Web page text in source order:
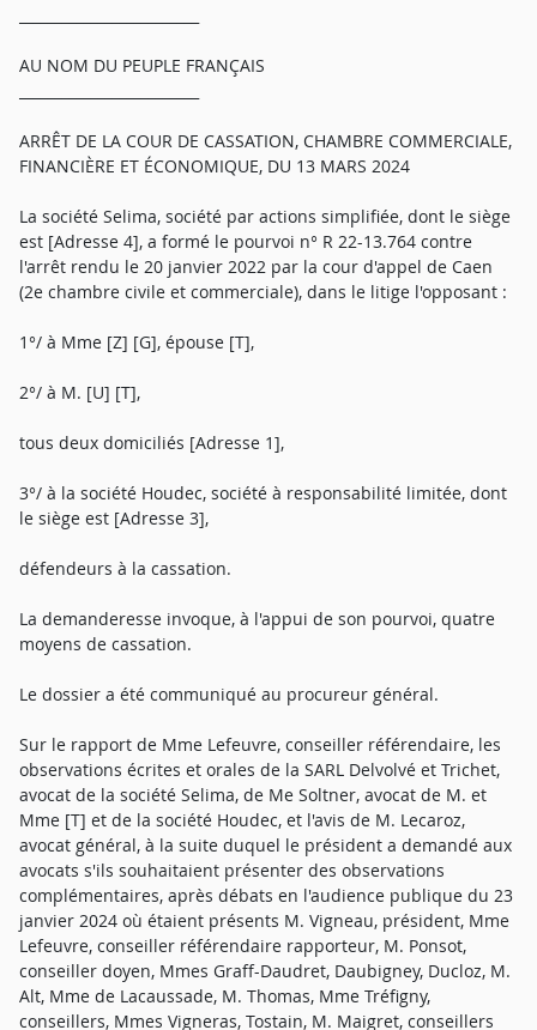
AU NOM DU PEUPLE FRANÇAIS
ARRÊT DE LA COUR DE CASSATION, CHAMBRE COMMERCIALE,
FINANCIÈRE ET ÉCONOMIQUE, DU 13 MARS 2024
La société Selima, société par actions simplifiée, dont le siège
est [Adresse 4], a formé le pourvoi n° R 22-13.764 contre
l'arrêt rendu le 20 janvier 2022 par la cour d'appel de Caen
(2e chambre civile et commerciale), dans le litige l'opposant :
1°/ à Mme [Z] [G], épouse [T],
2°/ à M. [U] [T],
tous deux domiciliés [Adresse 1],
3°/ à la société Houdec, société à responsabilité limitée, dont
le siège est [Adresse 3],
défendeurs à la cassation.
La demanderesse invoque, à l'appui de son pourvoi, quatre
moyens de cassation.
Le dossier a été communiqué au procureur général.
Sur le rapport de Mme Lefeuvre, conseiller référendaire, les
observations écrites et orales de la SARL Delvolvé et Trichet,
avocat de la société Selima, de Me Soltner, avocat de M. et
Mme [T] et de la société Houdec, et l'avis de M. Lecaroz,
avocat général, à la suite duquel le président a demandé aux
avocats s'ils souhaitaient présenter des observations
complémentaires, après débats en l'audience publique du 23
janvier 2024 où étaient présents M. Vigneau, président, Mme
Lefeuvre, conseiller référendaire rapporteur, M. Ponsot,
conseiller doyen, Mmes Graff-Daudret, Daubigney, Ducloz, M.
Alt, Mme de Lacaussade, M. Thomas, Mme Tréfigny,
conseillers, Mmes Vigneras, Tostain, M. Maigret, conseillers